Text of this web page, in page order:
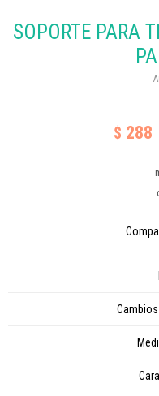
SOPORTE PARA
$ 288